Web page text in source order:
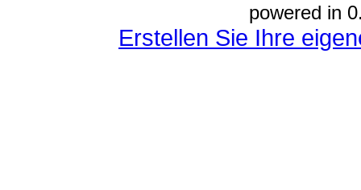
powered in
Erstellen Sie Ihre